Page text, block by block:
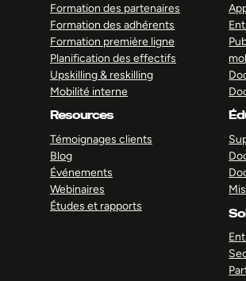
Formation des partenaires
Formation des adhérents
Formation première ligne
Planification des effectifs
Upskilling & reskilling
Mobilité interne
Resources
Témoignages clients
Blog
Événements
Webinaires
Études et rapports